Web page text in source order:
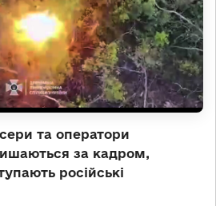
та оператори
за кадром,
російські